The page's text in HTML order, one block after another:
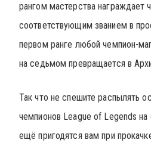
рангом мастерства награждает
соответствующим званием в
первом ранге любой чемпион-
на седьмом превращается в
Так что не спешите распылять
чемпионов League of Legends
ещё пригодятся вам при